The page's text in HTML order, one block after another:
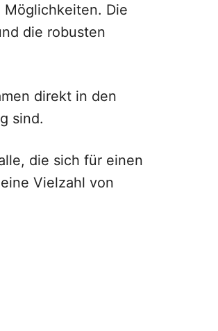
Die
die robusten
direkt in den
sind.
die sich für einen
Vielzahl von